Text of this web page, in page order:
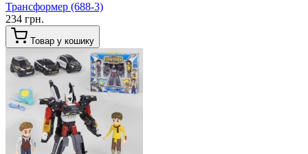
Трансформер (688-3)
234 грн.
Товар у кошику